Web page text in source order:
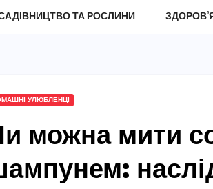
ТА РОСЛИНИ
УЛЮБЛЕНЦІ
можна мити